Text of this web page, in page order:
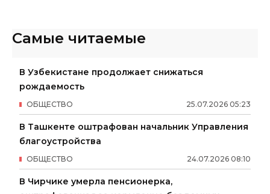
Самые читаемые
В Узбекистане продолжает снижаться
рождаемость
25.07.2026 05:23
ОБЩЕСТВО
В Ташкенте оштрафован начальник Управления
благоустройства
24.07.2026 08:10
ОБЩЕСТВО
В Чирчике умерла пенсионерка,